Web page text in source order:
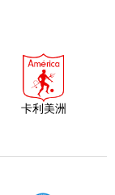
卡利美洲